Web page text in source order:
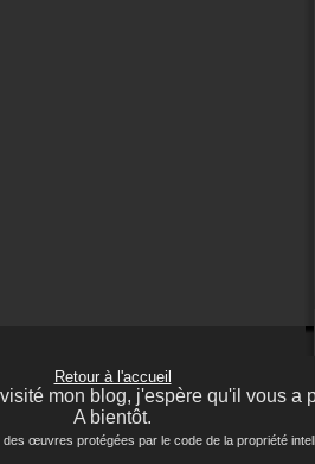
Retour à l'accueil
mon blog, j'espère qu'il vous a
A bientôt.
œuvres protégées par le code de la propriété